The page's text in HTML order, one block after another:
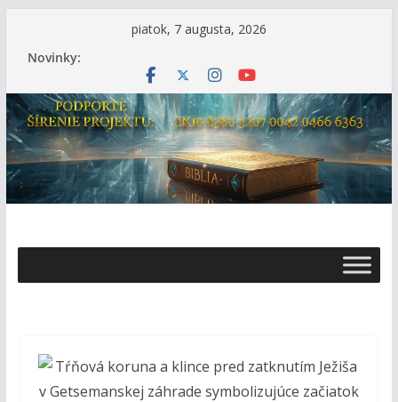
piatok, 7 augusta, 2026
Novinky:
s
B